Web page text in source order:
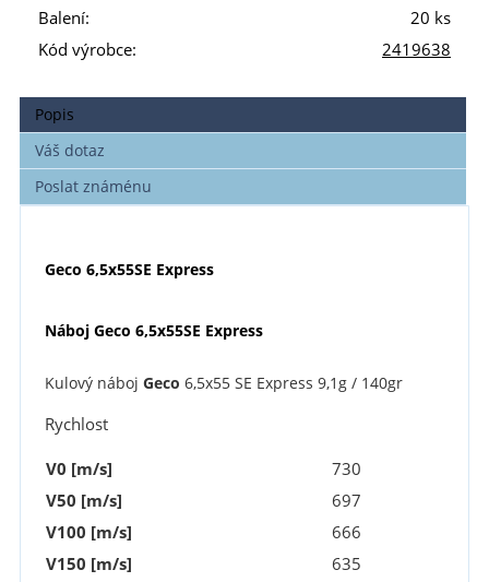
Balení:
20 ks
Kód výrobce:
2419638
Popis
Váš dotaz
Poslat známénu
Geco 6,5x55SE Express
Náboj Geco 6,5x55SE Express
Kulový náboj Geco 6,5x55 SE Express 9,1g / 140gr
Rychlost
V0 [m/s]
730
V50 [m/s]
697
V100 [m/s]
666
V150 [m/s]
635